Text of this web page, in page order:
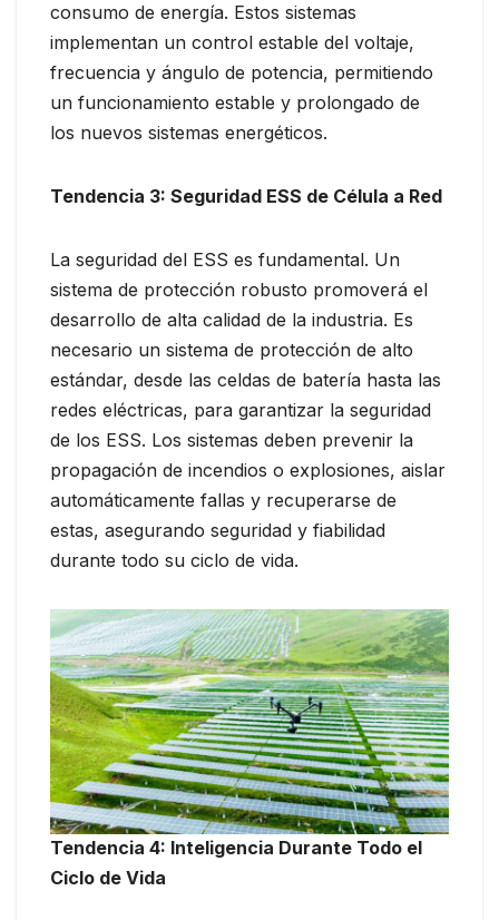
consumo de energía. Estos sistemas
implementan un control estable del voltaje,
frecuencia y ángulo de potencia, permitiendo
un funcionamiento estable y prolongado de
los nuevos sistemas energéticos.
Tendencia 3: Seguridad ESS de Célula a Red
La seguridad del ESS es fundamental. Un
sistema de protección robusto promoverá el
desarrollo de alta calidad de la industria. Es
necesario un sistema de protección de alto
estándar, desde las celdas de batería hasta las
redes eléctricas, para garantizar la seguridad
de los ESS. Los sistemas deben prevenir la
propagación de incendios o explosiones, aislar
automáticamente fallas y recuperarse de
estas, asegurando seguridad y fiabilidad
durante todo su ciclo de vida.
Tendencia 4: Inteligencia Durante Todo el
Ciclo de Vida